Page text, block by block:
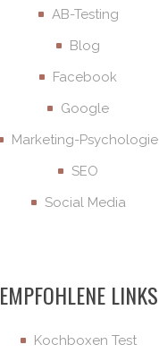
AB-Testing
Blog
Facebook
Google
Marketing-Psychologie
SEO
Social Media
EMPFOHLENE LINKS
Kochboxen Test